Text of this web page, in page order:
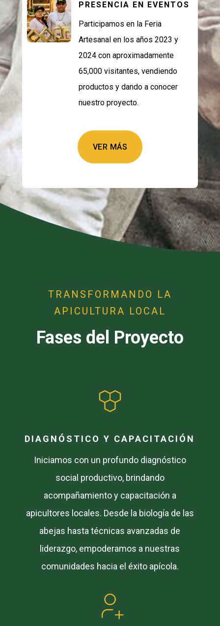
PRESENCIA EN EVENTOS
Participamos en la Feria
Artesanal en los años 2023 y
2024 con aproximadamente
65,000 visitantes, vendiendo
productos y dando a conocer
nuestro proyecto.
VER MÁS
TRANSFORMANDO LA
APICULTURA LOCAL
Fases del Proyecto
DIAGNÓSTICO Y CAPACITACIÓN
Iniciamos con un profundo diagnóstico
social productivo, brindando
acompañamiento y capacitación a
apicultores locales. Desde la biología de las
abejas hasta técnicas avanzadas de
liderazgo, empoderamos a nuestras
comunidades hacia el éxito apícola.